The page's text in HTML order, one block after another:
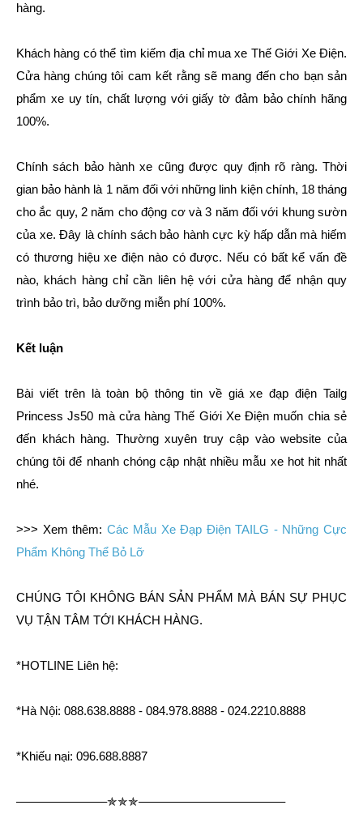
hàng.
Khách hàng có thể tìm kiếm địa chỉ mua xe Thế Giới Xe Điện.
Cửa hàng chúng tôi cam kết rằng sẽ mang đến cho bạn sản
phẩm xe uy tín, chất lượng với giấy tờ đảm bảo chính hãng
100%.
Chính sách bảo hành xe cũng được quy định rõ ràng. Thời
gian bảo hành là 1 năm đối với những linh kiện chính, 18 tháng
cho ắc quy, 2 năm cho động cơ và 3 năm đối với khung sườn
của xe. Đây là chính sách bảo hành cực kỳ hấp dẫn mà hiếm
có thương hiệu xe điện nào có được. Nếu có bất kể vấn đề
nào, khách hàng chỉ cần liên hệ với cửa hàng để nhận quy
trình bảo trì, bảo dưỡng miễn phí 100%.
Kết luận
Bài viết trên là toàn bộ thông tin về giá xe đạp điện Tailg
Princess Js50 mà cửa hàng Thế Giới Xe Điện muốn chia sẻ
đến khách hàng. Thường xuyên truy cập vào website của
chúng tôi để nhanh chóng cập nhật nhiều mẫu xe hot hit nhất
nhé.
>>> Xem thêm: Các Mẫu Xe Đạp Điện TAILG - Những Cực
Phẩm Không Thể Bỏ Lỡ
CHÚNG TÔI KHÔNG BÁN SẢN PHẨM MÀ BÁN SỰ PHỤC
VỤ TẬN TÂM TỚI KHÁCH HÀNG.
*HOTLINE Liên hệ:
*Hà Nội: 088.638.8888 - 084.978.8888 - 024.2210.8888
*Khiếu nại: 096.688.8887
––––––––––––––✯✯✯———————————––